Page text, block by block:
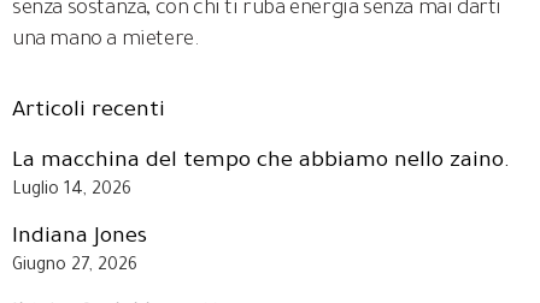
senza sostanza, con chi ti ruba energia senza mai darti
una mano a mietere.
Articoli recenti
La macchina del tempo che abbiamo nello zaino.
Luglio 14, 2026
Indiana Jones
Giugno 27, 2026